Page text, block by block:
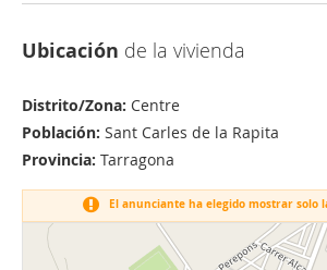
Ubicación de la vivienda
Distrito/Zona: Centre
Población: Sant Carles de la Rapita
Provincia: Tarragona
El anunciante ha elegido mostrar solo